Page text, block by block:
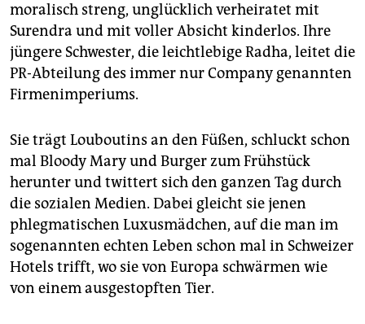
moralisch streng, unglücklich verheiratet mit
Surendra und mit voller Absicht kinderlos. Ihre
jüngere Schwester, die leichtlebige Radha, leitet die
PR-Abteilung des immer nur Company genannten
Firmenimperiums.
Sie trägt Louboutins an den Füßen, schluckt schon
mal Bloody Mary und Burger zum Frühstück
herunter und twittert sich den ganzen Tag durch
die sozialen Medien. Dabei gleicht sie jenen
phlegmatischen Luxusmädchen, auf die man im
sogenannten echten Leben schon mal in Schweizer
Hotels trifft, wo sie von Europa schwärmen wie
von einem ausgestopften Tier.